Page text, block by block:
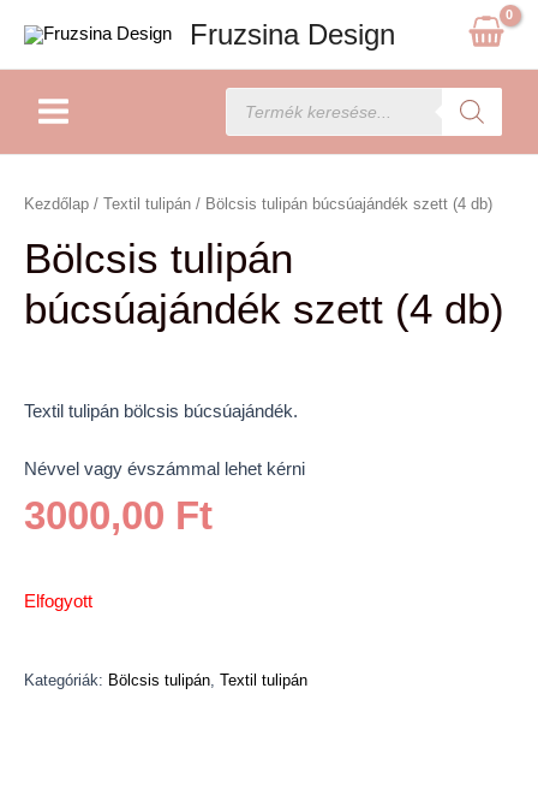
content
Fruzsina Design
Products
search
Kezdőlap / Textil tulipán / Bölcsis tulipán búcsúajándék szett (4 db)
Bölcsis tulipán
búcsúajándék szett (4 db)
Textil tulipán bölcsis búcsúajándék.
Névvel vagy évszámmal lehet kérni
3000,00 Ft
Elfogyott
Kategóriák: Bölcsis tulipán Textil tulipán